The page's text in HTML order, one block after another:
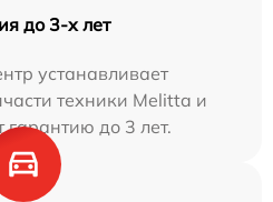
до 3-х лет
устанавливает
техники Melitta и
гарантию до 3 лет.